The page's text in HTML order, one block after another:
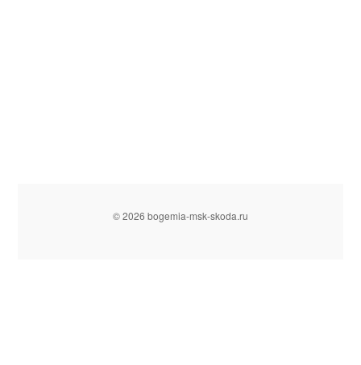
© 2026 bogemia-msk-skoda.ru